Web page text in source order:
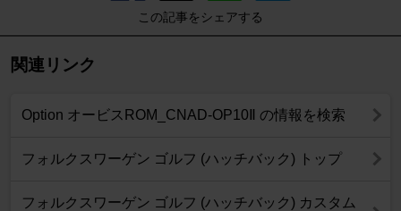
この記事をシェアする
関連リンク
Option オービスROM_CNAD-OP10Ⅱ の情報を検索
フォルクスワーゲン ゴルフ (ハッチバック) トップ
フォルクスワーゲン ゴルフ (ハッチバック) カスタム